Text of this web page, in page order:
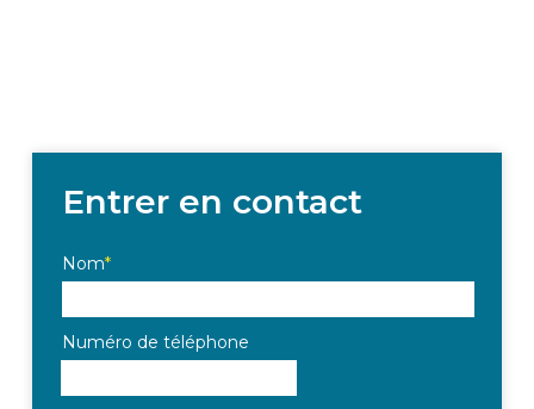
Entrer en contact
Nom*
Numéro de téléphone